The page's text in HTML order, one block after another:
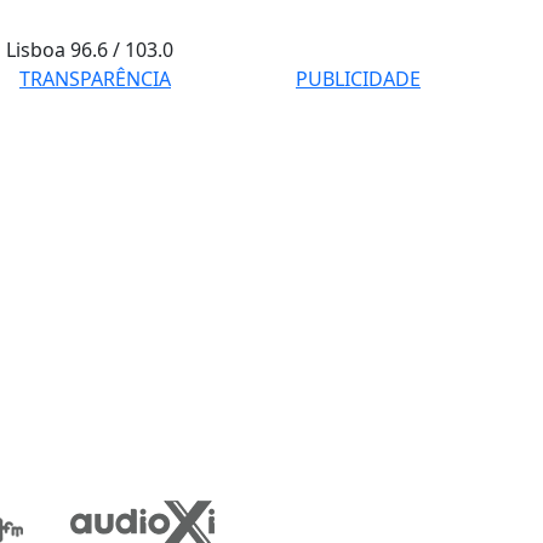
Lisboa96.6 / 103.0
TRANSPARÊNCIA
PUBLICIDADE